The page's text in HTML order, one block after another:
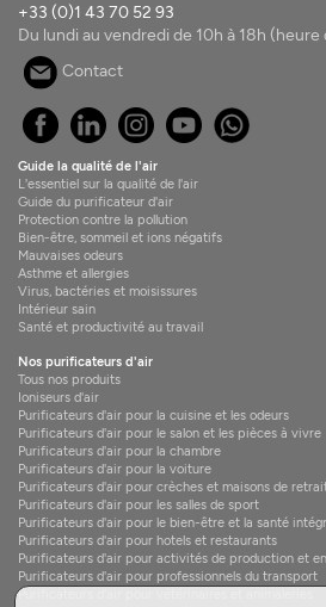
+33 (0)1 43 70 52 93
Du lundi au vendredi de 10h à 18h (heure
Contact
Guide la qualité de l'air
L'essentiel sur la qualité de l'air
Guide du purificateur d'air
Protection contre la pollution
Bien-être, sommeil et ions négatifs
Mauvaises odeurs
Asthme et allergies
Virus, bactéries et moisissures
Intérieur sain
Santé et productivité au travail
Nos purificateurs d'air
Tous nos produits
Ioniseurs d'air
Purificateurs d'air pour la cuisine et les odeurs
Purificateurs d'air pour le salon et les pièces à vivre
Purificateurs d'air pour la chambre
Purificateurs d'air pour la voiture
Purificateurs d'air pour crèches et maisons de
Purificateurs d'air pour les salles de sport
Purificateurs d'air pour le bien-être et la santé
Purificateurs d'air pour hotels et restaurants
Purificateurs d'air pour activités de production et
Purificateurs d'air pour professionnels du transport
Purificateurs d'air pour vétérinaires et animaleries